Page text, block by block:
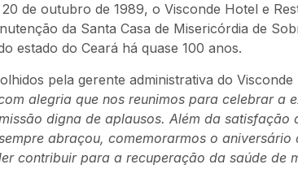
de outubro de 1989, o Visconde Hotel e
da Santa Casa de Misericórdia de
estado do Ceará há quase 100 anos.
pela gerente administrativa do
alegria que nos reunimos para celebrar a
digna de aplausos. Além da satisfação
abraçou, comemorarmos o aniversário
contribuir para a recuperação da saúde de